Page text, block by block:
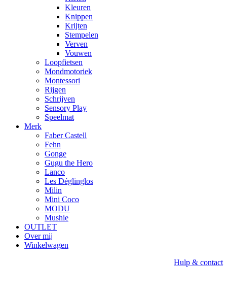
Kleuren
Knippen
Krijten
Stempelen
Verven
Vouwen
Loopfietsen
Mondmotoriek
Montessori
Rijgen
Schrijven
Sensory Play
Speelmat
Merk
Faber Castell
Fehn
Gonge
Gugu the Hero
Lanco
Les Déglinglos
Milin
Mini Coco
MODU
Mushie
OUTLET
Over mij
Winkelwagen
Hulp & contact